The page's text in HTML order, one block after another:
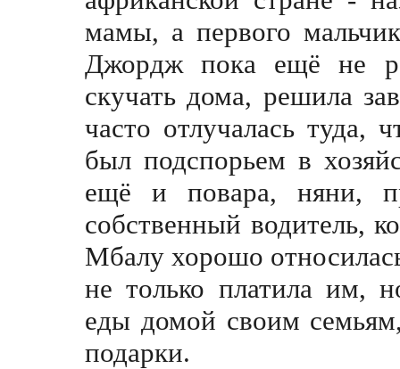
мамы, а первого
Джордж пока ещё не
скучать дома, решила
часто отлучалась туда,
был подспорьем в
ещё и повара, няни,
собственный водитель,
Мбалу хорошо
не только платила им,
еды домой своим
подарки.